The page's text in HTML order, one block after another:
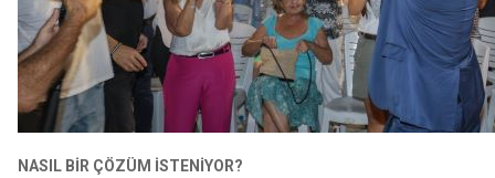
NASIL BİR ÇÖZÜM İSTENİYOR?